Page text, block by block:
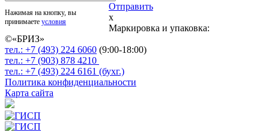
Нажимая на кнопку, вы
принимаете условия
Отправить
x
Маркировка и упаковка:
©«БРИЗ»
тел.: +7 (493) 224 6060 (9:00-18:00)
тел.: +7 (903) 878 4210
тел.: +7 (493) 224 6161 (бухг.)
Политика конфиденциальности
Карта сайта